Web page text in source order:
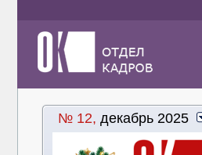
№ 12, декабрь 2025